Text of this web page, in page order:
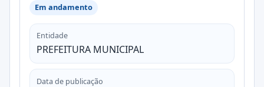
Em andamento
Entidade
PREFEITURA MUNICIPAL
Data de publicação